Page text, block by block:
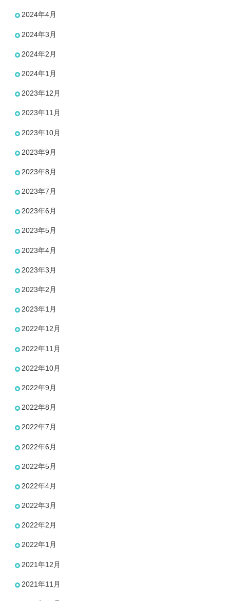
2024年4月
2024年3月
2024年2月
2024年1月
2023年12月
2023年11月
2023年10月
2023年9月
2023年8月
2023年7月
2023年6月
2023年5月
2023年4月
2023年3月
2023年2月
2023年1月
2022年12月
2022年11月
2022年10月
2022年9月
2022年8月
2022年7月
2022年6月
2022年5月
2022年4月
2022年3月
2022年2月
2022年1月
2021年12月
2021年11月